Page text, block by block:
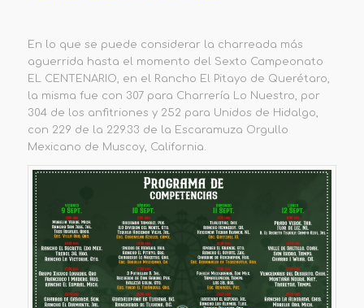
En lo que se puede considerar la charreada más
aguerrida hasta el momento del Sexto Campeonato
EL CENTENARIO, en el Rancho El Pitayo de Querétaro,
la misma fue con 307 para Charrería Lo Nuestro, por
304 de los anfitriones y 252 para Unidos de Hidalgo,
con 229 de la 229.33 de la Escaramuza Orgullo
Mexicano de Muscoy, California.